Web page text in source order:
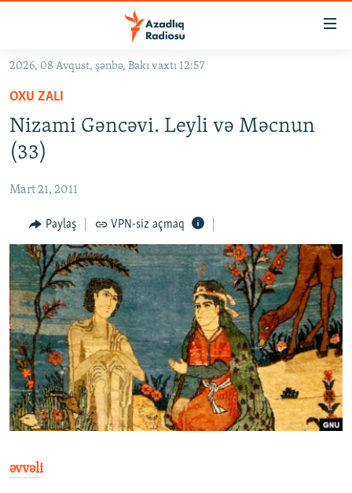
Əsas
qayıt
Əsas
naviqasiyaya
qayıt
KORRUPSIOMETR
#ƏSLINDƏ
FƏRQƏ BAX
QANUNI DOĞRU
ARAŞDIRMA
MULTIMEDIA
VIDEO
FOTOQALEREYA
İNFOQRAFIKA
KARIKATURA
RADIO ARXIV
OXU ZALI
AZƏRBAYCAN ƏDƏBIYYATI KITABXANASI
İSLAM VƏ DEMOKRATIYA
İZ - MƏDƏNIYYƏT PROQRAMI
HAQQIMIZDA
MISSIYAMIZ
PEŞƏ ETIKASI VƏ JURNALISTIKA STANDARTLARIMIZ
MATERIALLARIMIZDAN ISTIFADƏ
BIZIMLƏ ƏLAQƏ
BIZI IZLƏ
2026, 08 Avqust, şənbə, Bakı vaxtı 12:57
OXU ZALI
Nizami Gəncəvi. Leyli və Məcnun
(33)
Mart 21, 2011
Paylaş VPN-siz açmaq
əvvəli